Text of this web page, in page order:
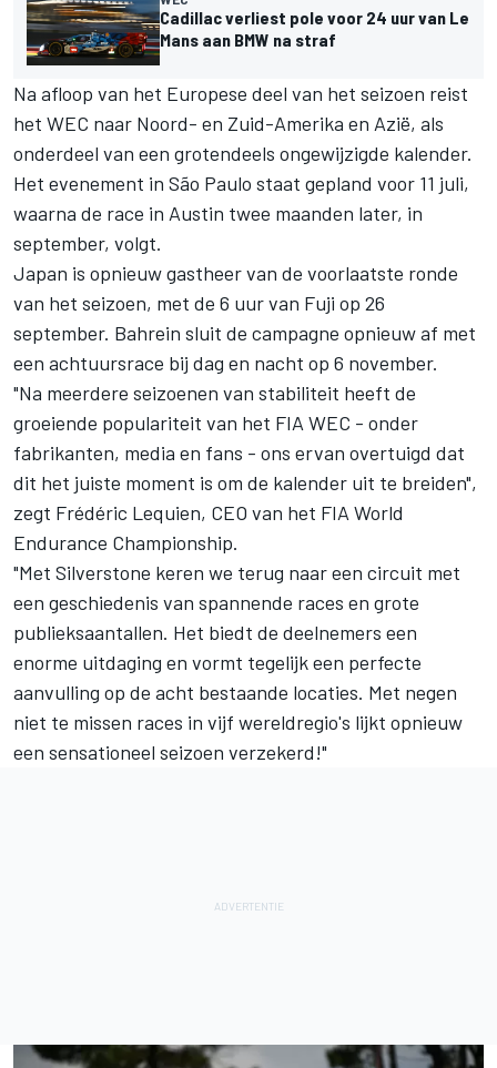
Cadillac verliest pole voor 24 uur van Le
Mans aan BMW na straf
Na afloop van het Europese deel van het seizoen reist
het WEC naar Noord- en Zuid-Amerika en Azië, als
onderdeel van een grotendeels ongewijzigde kalender.
Het evenement in São Paulo staat gepland voor 11 juli,
waarna de race in Austin twee maanden later, in
september, volgt.
Japan is opnieuw gastheer van de voorlaatste ronde
van het seizoen, met de 6 uur van Fuji op 26
september. Bahrein sluit de campagne opnieuw af met
een achtuursrace bij dag en nacht op 6 november.
"Na meerdere seizoenen van stabiliteit heeft de
groeiende populariteit van het FIA WEC - onder
fabrikanten, media en fans - ons ervan overtuigd dat
dit het juiste moment is om de kalender uit te breiden",
zegt Frédéric Lequien, CEO van het FIA World
Endurance Championship.
"Met Silverstone keren we terug naar een circuit met
een geschiedenis van spannende races en grote
publieksaantallen. Het biedt de deelnemers een
enorme uitdaging en vormt tegelijk een perfecte
aanvulling op de acht bestaande locaties. Met negen
niet te missen races in vijf wereldregio's lijkt opnieuw
een sensationeel seizoen verzekerd!"